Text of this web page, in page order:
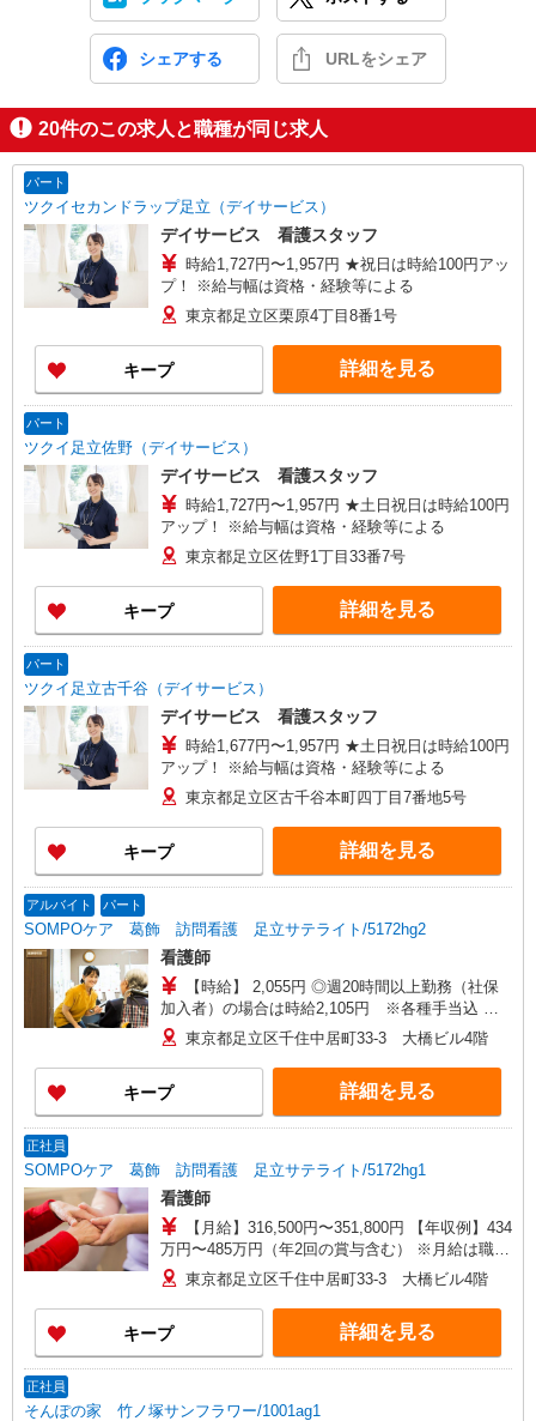
シェアする URLをシェア
20件のこの求人と職種が同じ求人
パート
ツクイセカンドラップ足立（デイサービス）
デイサービス 看護スタッフ
時給1,727円〜1,957円 ★祝日は時給100円アッ
プ！ ※給与幅は資格・経験等による
東京都足立区栗原4丁目8番1号
キープ 詳細を見る
パート
ツクイ足立佐野（デイサービス）
デイサービス 看護スタッフ
時給1,727円〜1,957円 ★土日祝日は時給100円
アップ！ ※給与幅は資格・経験等による
東京都足立区佐野1丁目33番7号
キープ 詳細を見る
パート
ツクイ足立古千谷（デイサービス）
デイサービス 看護スタッフ
時給1,677円〜1,957円 ★土日祝日は時給100円
アップ！ ※給与幅は資格・経験等による
東京都足立区古千谷本町四丁目7番地5号
キープ 詳細を見る
アルバイト パート
SOMPOケア 葛飾 訪問看護 足立サテライト/5172hg2
看護師
【時給】 2,055円 ◎週20時間以上勤務（社保
加入者）の場合は時給2,105円 ※各種手当込 ◎
時給は経験によって異なります
東京都足立区千住中居町33-3 大橋ビル4階
キープ 詳細を見る
正社員
SOMPOケア 葛飾 訪問看護 足立サテライト/5172hg1
看護師
【月給】316,500円〜351,800円 【年収例】434
万円〜485万円（年2回の賞与含む） ※月給は職務
手当、働きがい向上手当等、毎月平均的に支払わ
れる手当を含みます。 ◎月給は経験により異なり
ます。 ◎残業時は別途時間外手当支給（超過1
分〜） ◎賞与 基本給2.08ヶ月分/年支給
東京都足立区千住中居町33-3 大橋ビル4階
キープ 詳細を見る
正社員
そんぽの家 竹ノ塚サンフラワー/1001ag1